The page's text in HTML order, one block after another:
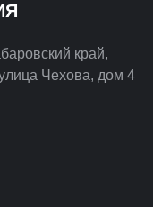
край,
Чехова, дом 4